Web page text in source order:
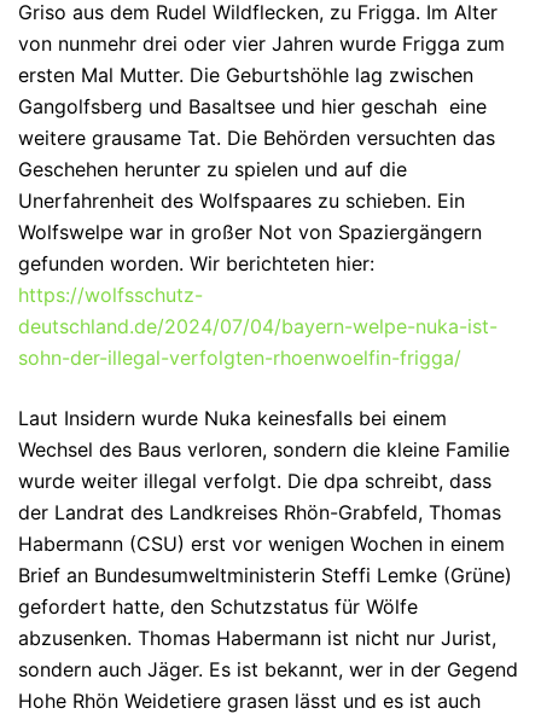
Griso aus dem Rudel Wildflecken, zu Frigga. Im Alter
von nunmehr drei oder vier Jahren wurde Frigga zum
ersten Mal Mutter. Die Geburtshöhle lag zwischen
Gangolfsberg und Basaltsee und hier geschah eine
weitere grausame Tat. Die Behörden versuchten das
Geschehen herunter zu spielen und auf die
Unerfahrenheit des Wolfspaares zu schieben. Ein
Wolfswelpe war in großer Not von Spaziergängern
gefunden worden. Wir berichteten hier:
https://wolfsschutz-
deutschland.de/2024/07/04/bayern-welpe-nuka-ist-
sohn-der-illegal-verfolgten-rhoenwoelfin-frigga/
Laut Insidern wurde Nuka keinesfalls bei einem
Wechsel des Baus verloren, sondern die kleine Familie
wurde weiter illegal verfolgt. Die dpa schreibt, dass
der Landrat des Landkreises Rhön-Grabfeld, Thomas
Habermann (CSU) erst vor wenigen Wochen in einem
Brief an Bundesumweltministerin Steffi Lemke (Grüne)
gefordert hatte, den Schutzstatus für Wölfe
abzusenken. Thomas Habermann ist nicht nur Jurist,
sondern auch Jäger. Es ist bekannt, wer in der Gegend
Hohe Rhön Weidetiere grasen lässt und es ist auch